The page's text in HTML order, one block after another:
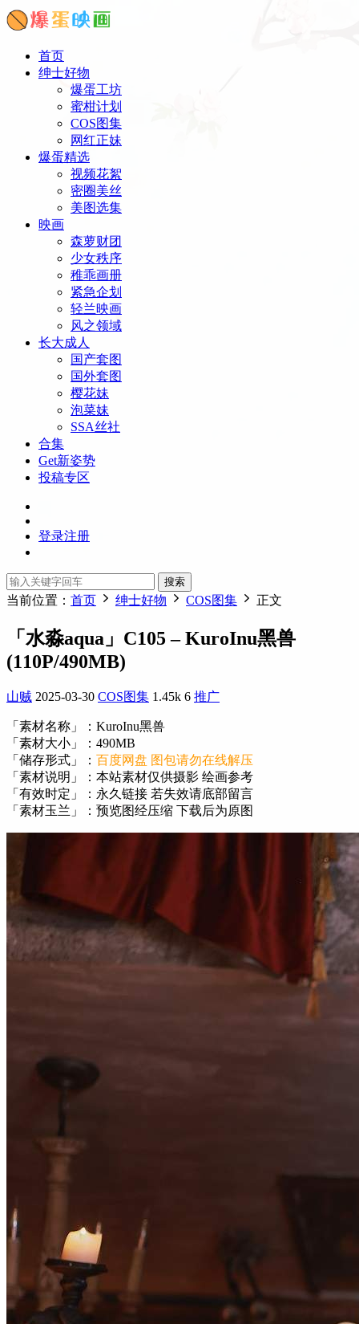
首页
绅士好物
爆蛋工坊
蜜柑计划
COS图集
网红正妹
爆蛋精选
视频花絮
密圈美丝
美图选集
映画
森萝财团
少女秩序
稚乖画册
紧急企划
轻兰映画
风之领域
长大成人
国产套图
国外套图
樱花妹
泡菜妹
SSA丝社
合集
Get新姿势
投稿专区
登录注册
搜索
当前位置： 首页 绅士好物 COS图集 正文
「水淼aqua」C105 – KuroInu黑兽
(110P/490MB)
山贼 2025-03-30 COS图集 1.45k 6 推广
「素材名称」：KuroInu黑兽
「素材大小」：490MB
「储存形式」： 百度网盘 图包请勿在线解压
「素材说明」：本站素材仅供摄影 绘画参考
「有效时定」：永久链接 若失效请底部留言
「素材玉兰」：预览图经压缩 下载后为原图